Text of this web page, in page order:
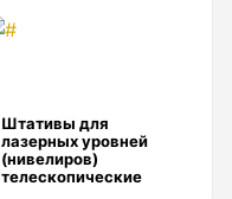
Штативы для
лазерных уровней
(нивелиров)
телескопические